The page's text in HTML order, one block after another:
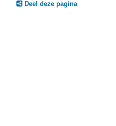
Deel deze pagina